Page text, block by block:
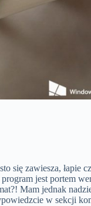
się zawiesza, łapie
jest portem
Mam jednak
w sekcji